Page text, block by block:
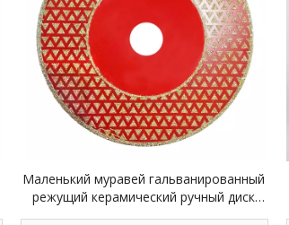
Маленький муравей гальванированный
режущий керамический ручный диск
керамической защиты от лезвия